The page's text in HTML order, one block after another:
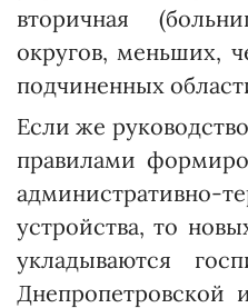
вторичная
округов, меньших,
подчиненных
Если же
правилами
административно-
устройства, то
укладываются
Днепропетровской